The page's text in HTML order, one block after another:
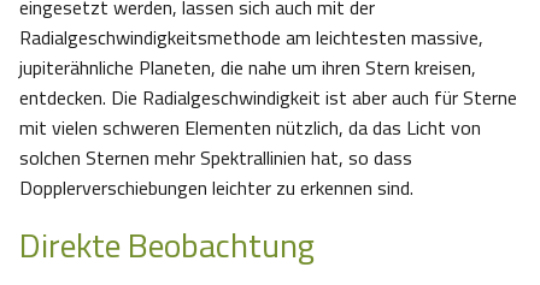
eingesetzt werden, lassen sich auch mit der
Radialgeschwindigkeitsmethode am leichtesten massive,
jupiterähnliche Planeten, die nahe um ihren Stern kreisen,
entdecken. Die Radialgeschwindigkeit ist aber auch für Sterne
mit vielen schweren Elementen nützlich, da das Licht von
solchen Sternen mehr Spektrallinien hat, so dass
Dopplerverschiebungen leichter zu erkennen sind.
Direkte Beobachtung